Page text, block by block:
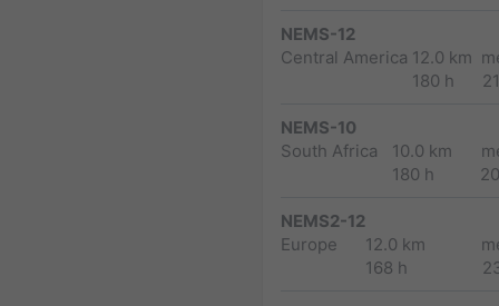
NEMS-12
Central America 12.0 km
180 h
NEMS-10
South Africa
10.0 km
180 h
NEMS2-12
Europe
12.0 km
168 h